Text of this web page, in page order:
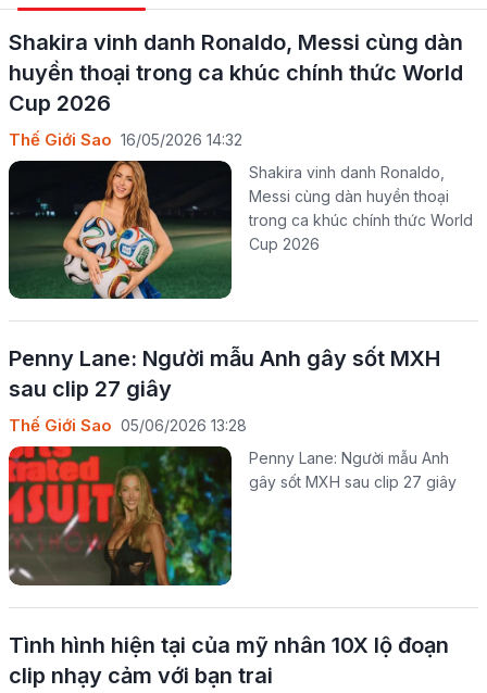
Shakira vinh danh Ronaldo, Messi cùng dàn
huyền thoại trong ca khúc chính thức World
Cup 2026
Thế Giới Sao 16/05/2026 14:32
Shakira vinh danh Ronaldo,
Messi cùng dàn huyền thoại
trong ca khúc chính thức World
Cup 2026
Penny Lane: Người mẫu Anh gây sốt MXH
sau clip 27 giây
Thế Giới Sao 05/06/2026 13:28
Penny Lane: Người mẫu Anh
gây sốt MXH sau clip 27 giây
Tình hình hiện tại của mỹ nhân 10X lộ đoạn
clip nhạy cảm với bạn trai